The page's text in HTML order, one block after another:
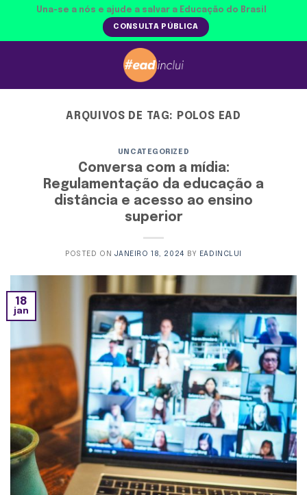
content
Una-se a nós e ajude a salvar a Educação do Brasil
CONSULTA PÚBLICA
ARQUIVOS DE TAG: POLOS EAD
UNCATEGORIZED
Conversa com a mídia:
Regulamentação da educação a
distância e acesso ao ensino
superior
POSTED ON JANEIRO 18, 2024 BY EADINCLUI
18
jan